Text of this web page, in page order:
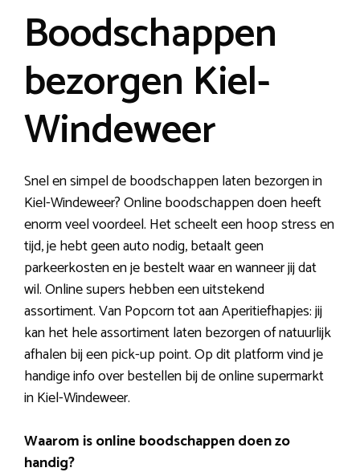
Boodschappen
bezorgen Kiel-
Windeweer
Snel en simpel de boodschappen laten bezorgen in
Kiel-Windeweer? Online boodschappen doen heeft
enorm veel voordeel. Het scheelt een hoop stress en
tijd, je hebt geen auto nodig, betaalt geen
parkeerkosten en je bestelt waar en wanneer jij dat
wil. Online supers hebben een uitstekend
assortiment. Van Popcorn tot aan Aperitiefhapjes: jij
kan het hele assortiment laten bezorgen of natuurlijk
afhalen bij een pick-up point. Op dit platform vind je
handige info over bestellen bij de online supermarkt
in Kiel-Windeweer.
Waarom is online boodschappen doen zo
handig?